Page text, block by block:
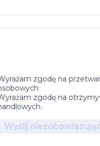
zgodę na
zgodę na
Wyślij